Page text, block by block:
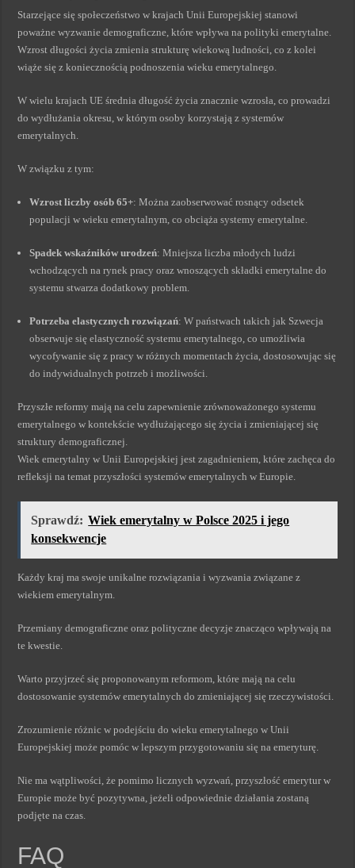
Starzejące się społeczeństwo w krajach Unii Europejskiej stanowi
poważne wyzwanie demograficzne, które wpływa na polityki emerytalne.
Wzrost długości życia zmienia strukturę wiekową ludności, co z kolei
wiąże się z koniecznością podnoszenia wieku emerytalnego.
W wielu krajach UE średnia długość życia znacznie wzrosła, co prowadzi
do wydłużania okresu, w którym osoby korzystają z systemów
emerytalnych.
W związku z tym:
Wzrost liczby osób 65+: Można zaobserwować rosnący odsetek
populacji w wieku emerytalnym, co obciąża systemy emerytalne.
Spadek wskaźników urodzeń: Mniejsza liczba młodych ludzi
wchodzących na rynek pracy oraz wnoszących składki emerytalne do
systemu stwarza dodatkowy problem.
Potrzeba elastycznych rozwiązań: W państwach takich jak Szwecja
obserwuje się elastyczność systemu emerytalnego, co umożliwia
wycofywanie się z pracy w różnych momentach życia, dostosowując się
do indywidualnych potrzeb i możliwości.
Przyszłe reformy mają na celu zapewnienie zrównoważonego systemu
emerytalnego w kontekście wydłużającego się życia i zmieniającej się
struktury demograficznej.
Wiek emerytalny w Unii Europejskiej jest zagadnieniem, które zachęca do
refleksji na temat przyszłości systemów emerytalnych w Europie.
Sprawdź: Wiek emerytalny w Polsce 2025 i jego
konsekwencje
Każdy kraj ma swoje unikalne rozwiązania i wyzwania związane z
wiekiem emerytalnym.
Przemiany demograficzne oraz polityczne decyzje znacząco wpływają na
te kwestie.
Warto przyjrzeć się proponowanym reformom, które mają na celu
dostosowanie systemów emerytalnych do zmieniającej się rzeczywistości.
Zrozumienie różnic w podejściu do wieku emerytalnego w Unii
Europejskiej może pomóc w lepszym przygotowaniu się na emeryturę.
Nie ma wątpliwości, że pomimo licznych wyzwań, przyszłość emerytur w
Europie może być pozytywna, jeżeli odpowiednie działania zostaną
podjęte na czas.
FAQ